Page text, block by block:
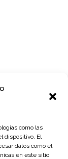
como las
dispositivo. El
datos como el
en este sitio.